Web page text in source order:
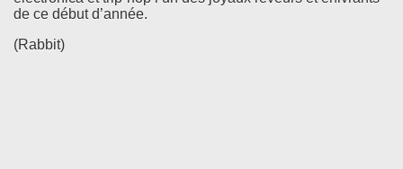
de ce début d’année.
(Rabbit)